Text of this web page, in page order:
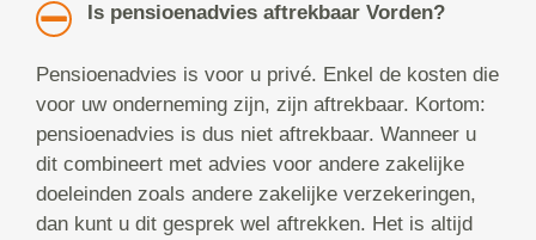
Is pensioenadvies aftrekbaar Vorden?
Pensioenadvies is voor u privé. Enkel de kosten die
voor uw onderneming zijn, zijn aftrekbaar. Kortom:
pensioenadvies is dus niet aftrekbaar. Wanneer u
dit combineert met advies voor andere zakelijke
doeleinden zoals andere zakelijke verzekeringen,
dan kunt u dit gesprek wel aftrekken. Het is altijd